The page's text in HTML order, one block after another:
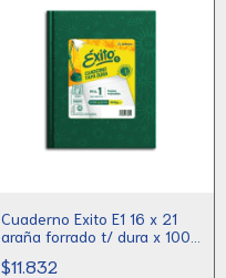
Cuaderno Exito E1 16 x 21
araña forrado t/ dura x 100
$11.832